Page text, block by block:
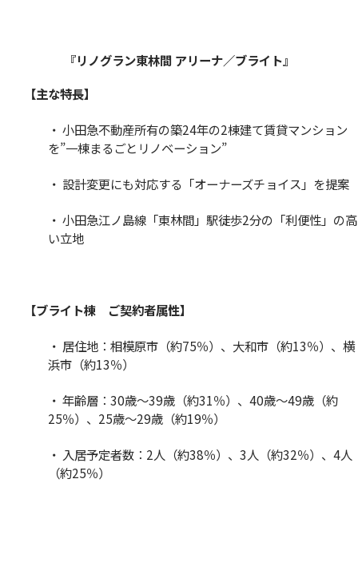
『リノグラン東林間 アリーナ／ブライト』
【主な特長】
・ 小田急不動産所有の築24年の2棟建て賃貸マンション
を”一棟まるごとリノベーション”
・ 設計変更にも対応する「オーナーズチョイス」を提案
・ 小田急江ノ島線「東林間」駅徒歩2分の「利便性」の高
い立地
【ブライト棟 ご契約者属性】
・ 居住地：相模原市（約75％）、大和市（約13％）、横
浜市（約13％）
・ 年齢層：30歳〜39歳（約31％）、40歳〜49歳（約
25％）、25歳〜29歳（約19％）
・ 入居予定者数：2人（約38％）、3人（約32％）、4人
（約25％）